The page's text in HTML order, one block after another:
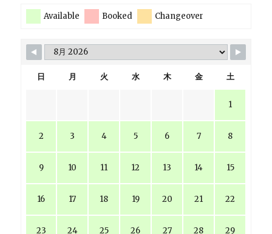
Available Booked Changeover
日 月 火 水 木 金 土
1
2 3 4 5 6 7 8
9 10 11 12 13 14 15
16 17 18 19 20 21 22
23 24 25 26 27 28 29